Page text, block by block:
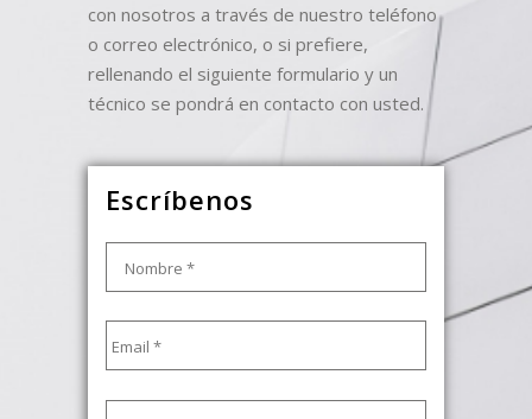
con nosotros a través de nuestro teléfono
o correo electrónico, o si prefiere,
rellenando el siguiente formulario y un
técnico se pondrá en contacto con usted.
Escríbenos
Nombre *
Email *
Mensaje